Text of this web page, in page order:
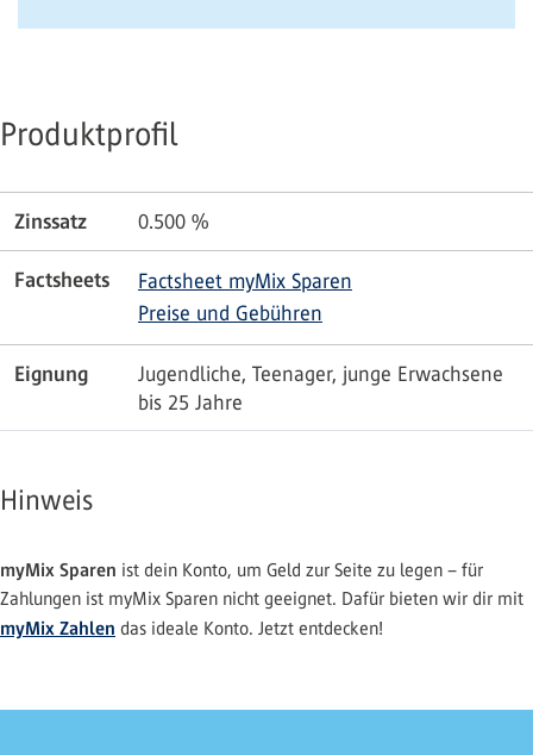
Produktprofil
Zinssatz 0.500 %
Factsheets
Factsheet myMix Sparen
Preise und Gebühren
Eignung
Jugendliche, Teenager, junge Erwachsene
bis 25 Jahre
Hinweis
myMix Sparen ist dein Konto, um Geld zur Seite zu legen – für
Zahlungen ist myMix Sparen nicht geeignet. Dafür bieten wir dir mit
myMix Zahlen das ideale Konto. Jetzt entdecken!